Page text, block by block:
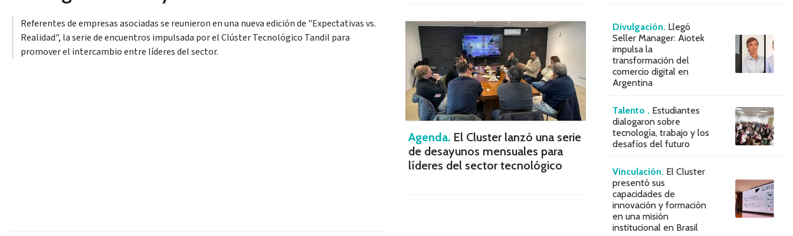
Referentes de empresas asociadas se reunieron en una nueva edición de "Expectativas vs.
Realidad", la serie de encuentros impulsada por el Clúster Tecnológico Tandil para
promover el intercambio entre líderes del sector.
Agenda.El Cluster lanzó una serie
de desayunos mensuales para
líderes del sector tecnológico
Divulgación. Llegó
Seller Manager: Aiotek
impulsa la
transformación del
comercio digital en
Argentina
Talento . Estudiantes
dialogaron sobre
tecnología, trabajo y los
desafíos del futuro
Vinculación. El Cluster
presentó sus
capacidades de
innovación y formación
en una misión
institucional en Brasil